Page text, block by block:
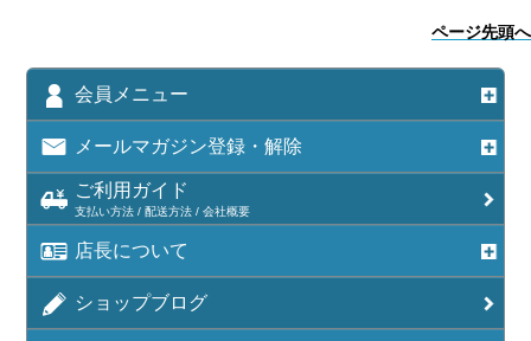
ページ先頭へ
会員メニュー
メールマガジン登録・解除
ご利用ガイド
支払い方法 / 配送方法 / 会社概要
店長について
ショップブログ